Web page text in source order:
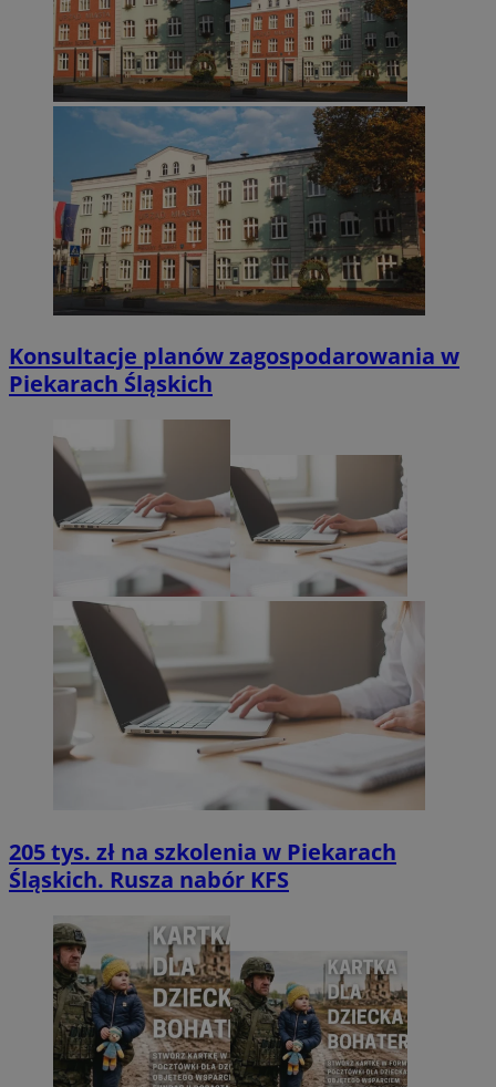
Konsultacje planów zagospodarowania w
Piekarach Śląskich
205 tys. zł na szkolenia w Piekarach
Śląskich. Rusza nabór KFS